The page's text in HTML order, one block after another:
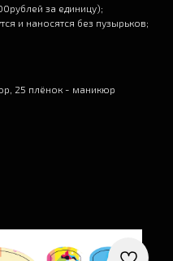
за единицу);
и наносятся без пузырьков;
25 плёнок - маникюр